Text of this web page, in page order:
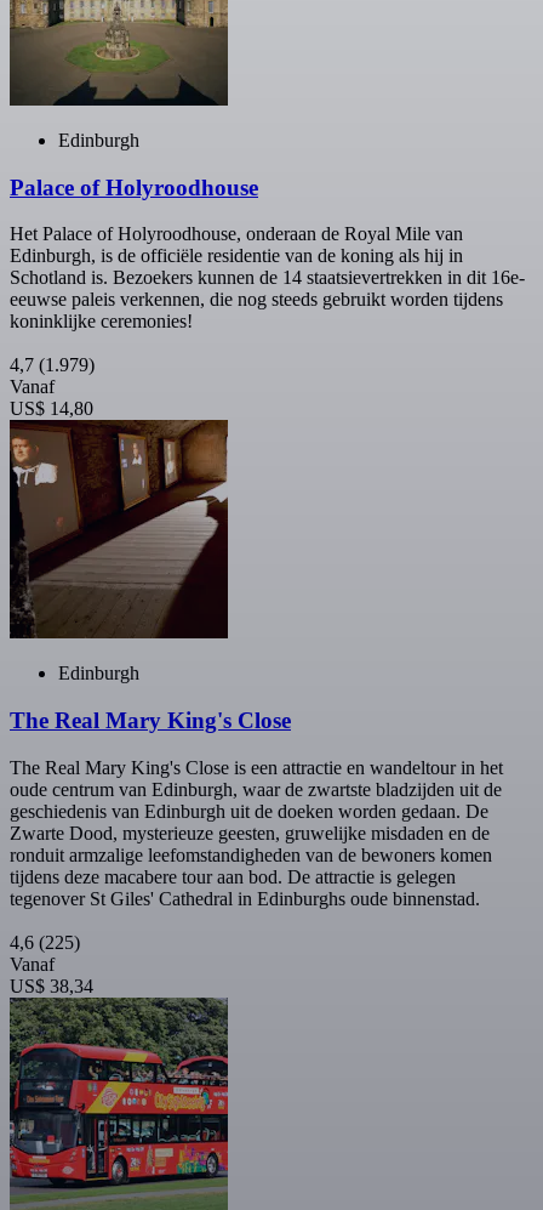
Edinburgh
Palace of Holyroodhouse
Het Palace of Holyroodhouse, onderaan de Royal Mile van
Edinburgh, is de officiële residentie van de koning als hij in
Schotland is. Bezoekers kunnen de 14 staatsievertrekken in dit 16e-
eeuwse paleis verkennen, die nog steeds gebruikt worden tijdens
koninklijke ceremonies!
4,7 (1.979)
Vanaf
US$ 14,80
Edinburgh
The Real Mary King's Close
The Real Mary King's Close is een attractie en wandeltour in het
oude centrum van Edinburgh, waar de zwartste bladzijden uit de
geschiedenis van Edinburgh uit de doeken worden gedaan. De
Zwarte Dood, mysterieuze geesten, gruwelijke misdaden en de
ronduit armzalige leefomstandigheden van de bewoners komen
tijdens deze macabere tour aan bod. De attractie is gelegen
tegenover St Giles' Cathedral in Edinburghs oude binnenstad.
4,6 (225)
Vanaf
US$ 38,34